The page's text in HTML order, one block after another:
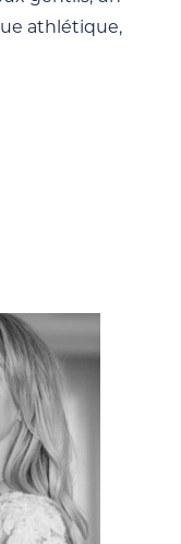
athlétique,